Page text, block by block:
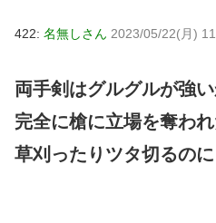
422: 名無しさん 2023/05/22(月)
両手剣はグルグルが強
完全に槍に立場を奪わ
草刈ったりツタ切るの